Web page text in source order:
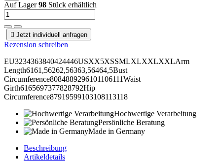
Auf Lager98 Stück erhältlich
 Jetzt individuell anfragen
Rezension schreiben
EU3234363840424446USXX5XSSMLXLXXLXXLArm
Length6161,56262,56363,56464,5Bust
Circumference8084889296101106111Waist
Girth6165697377828792Hip
Circumference87919599103108113118
Hochwertige Verarbeitung
Persönliche Beratung
Made in Germany
Beschreibung
Artikeldetails